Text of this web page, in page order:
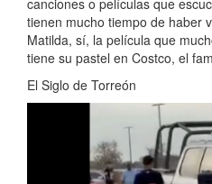
canciones o películas que
tienen mucho tiempo de haber
Matilda, sí, la película que
tiene su pastel en Costco, el
El Siglo de Torreón